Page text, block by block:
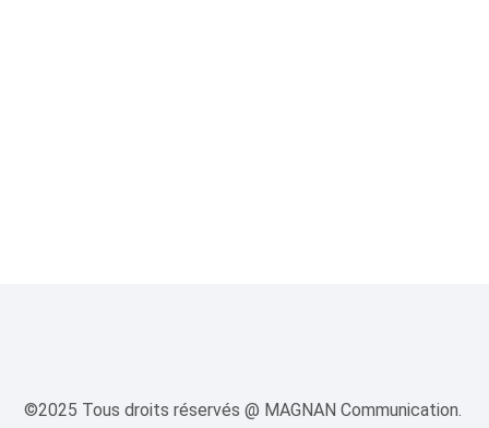
©2025 Tous droits réservés @ MAGNAN Communication.